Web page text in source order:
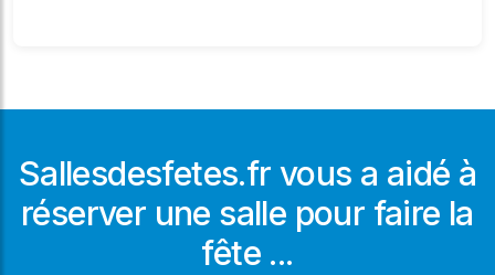
Sallesdesfetes.fr vous a aidé à
réserver une salle pour faire la
fête ...